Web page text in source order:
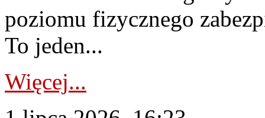
poziomu fizycznego
To jeden...
Więcej...